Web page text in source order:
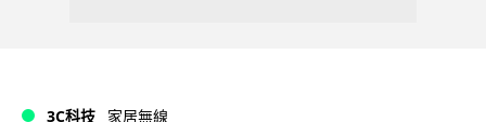
3C科技 家居無線